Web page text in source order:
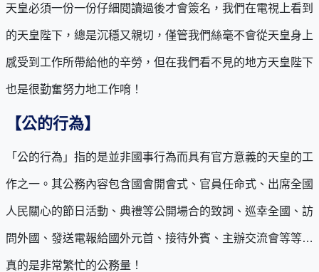
天皇必須一份一份仔細閱讀過後才會簽名，我們在電視上看到
的天皇陛下，總是沉穩又親切，僅管我們絲毫不會從天皇身上
感受到工作所帶給他的辛勞，但在我們看不見的地方天皇陛下
也是很勤奮努力地工作唷！
【公的行為】
「公的行為」指的是並非國事行為而具有官方意義的天皇的工
作之一。其公務內容包含國會開會式、官員任命式、出席全國
人民關心的節日活動、典禮等公開場合的致詞、巡幸全國、訪
問外國、發送電報給國外元首、接待外賓、主辦交流會等等…
真的是非常繁忙的公務量！